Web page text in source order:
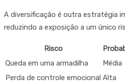
A diversificação é outra estratégia
reduzindo a exposição a um único
Risco
Queda em uma armadilha
Média
Perda de controle emocional Alta